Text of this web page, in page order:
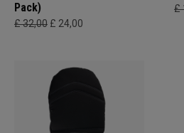
Pack)
£ 32,00 £ 24,00
£